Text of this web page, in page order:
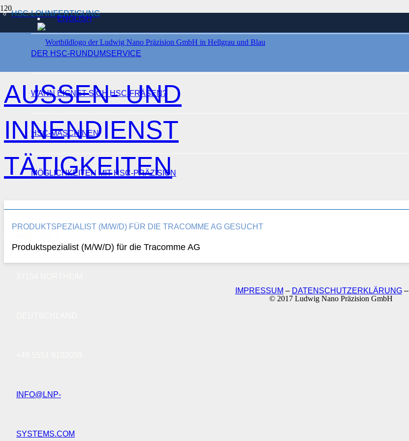
ENGLISH
HSC-LOHNFERTIGUNG
DER HSC-RUNDUMSERVICE
WANN EIGNET SICH HSC-FRÄSEN?
HSC-MASCHINEN
MÖGLICHKEITEN MIT HSC-PRÄZISION
INFO@LNP-
SYSTEMS.COM
START
AUSSEN- UND INNENDIENST TÄTIGKEITEN
AUSSEN- UND
INNENDIENST
TÄTIGKEITEN
PRODUKTSPEZIALIST (M/W/D) FÜR DIE TRACOMME AG GESUCHT
Produktspezialist (M/W/D) für die Tracomme AG
IMPRESSUM – DATENSCHUTZERKLÄRUNG–
© 2017 Ludwig Nano Präzision GmbH